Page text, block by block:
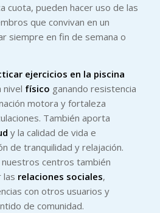
cuota, pueden hacer uso de las
que convivan en un
siempre en fin de semana o
ejercicios en la piscina
nivel físico ganando resistencia
motora y fortaleza
También aporta
y la calidad de vida e
de tranquilidad y relajación.
nuestros centros también
las relaciones sociales,
con otros usuarios y
de comunidad.